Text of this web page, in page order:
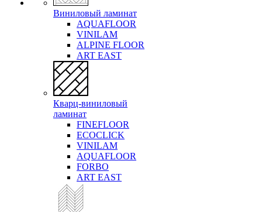
Виниловый ламинат
AQUAFLOOR
VINILAM
ALPINE FLOOR
ART EAST
Кварц-виниловый
ламинат
FINEFLOOR
ECOCLICK
VINILAM
AQUAFLOOR
FORBO
ART EAST